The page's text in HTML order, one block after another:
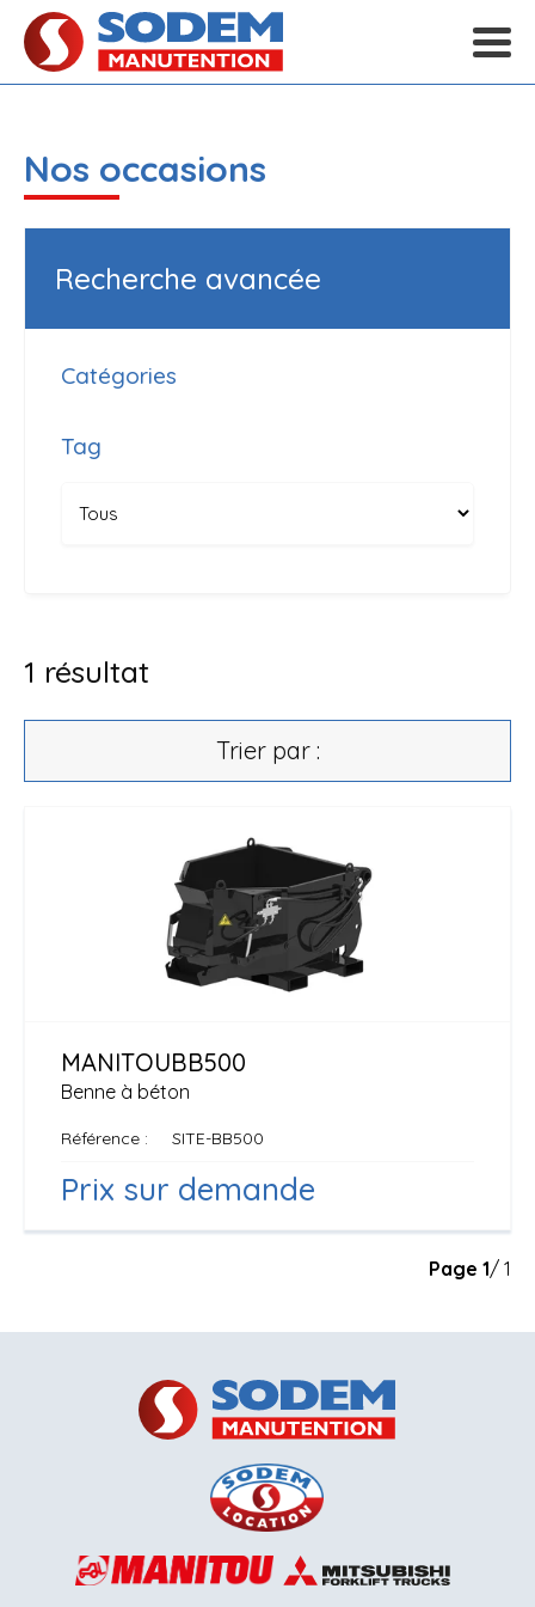
Nos occasions
Recherche avancée
Catégories
Tag
1 résultat
Trier par :
Benne à béton
MANITOUBB500
Référence SITE-BB500
Prix sur demande
Page 1/ 1